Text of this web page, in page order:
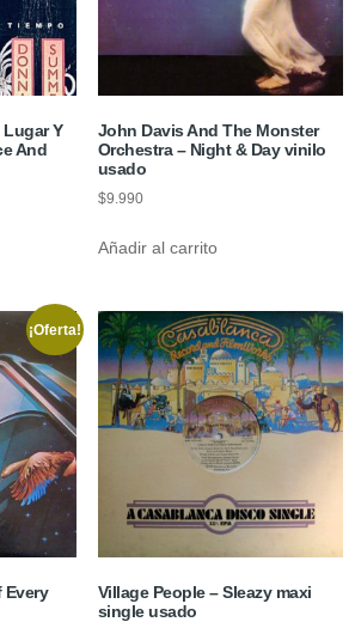
Lugar Y
And
John Davis And The Monster
Orchestra ‎– Night & Day vinilo
usado
$9.990
Añadir al carrito
¡Oferta!
Every
Village People – Sleazy maxi
single usado